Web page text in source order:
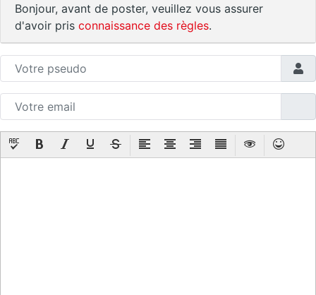
Bonjour, avant de poster, veuillez vous assurer
d'avoir pris connaissance des règles.